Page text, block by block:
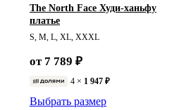
The North Face Худи-ханьфу
платье
S, M, L, XL, XXXL
от 7 789 ₽
4 × 1 947 ₽
Выбрать размер